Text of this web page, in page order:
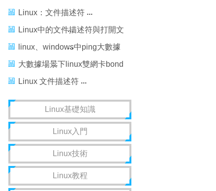
Linux：文件描述符
Linux中的文件描述符與打開文
件之間的關系
linux、windows中ping大數據
包的命令格式
大數據場景下linux雙網卡bond
接入實踐
Linux 文件描述符
Linux基礎知識
Linux入門
Linux技術
Linux教程